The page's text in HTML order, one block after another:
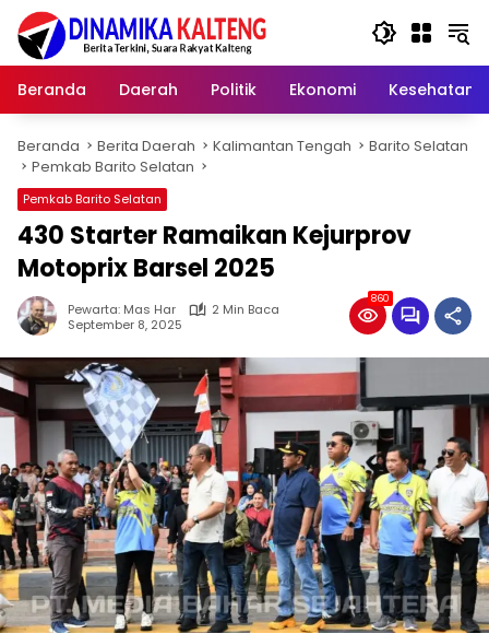
Langsung
konten
Beranda
Daerah Politik Ekonomi Kesehatan
Beranda Berita Daerah Kalimantan Tengah
Barito Selatan
Pemkab Barito Selatan
Pemkab Barito Selatan
430 Starter Ramaikan Kejurprov
Motoprix Barsel 2025
Pewarta: Mas Har
2 Min Baca
September 8, 2025
860